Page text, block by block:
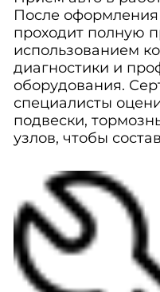
После
проходит полную
использованием
диагностики и
оборудования.
специалисты
подвески,
узлов, чтобы